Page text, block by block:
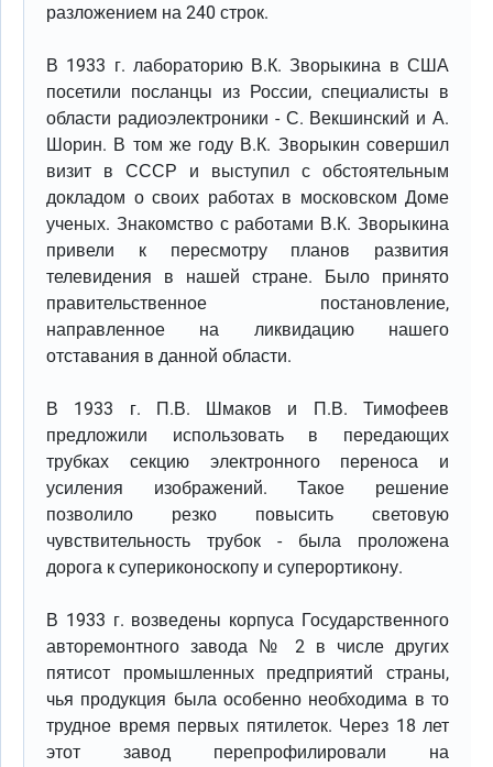
разложением на 240 строк.
В 1933 г. лабораторию В.К. Зворыкина в США
посетили посланцы из России, специалисты в
области радиоэлектроники - С. Векшинский и А.
Шорин. В том же году В.К. Зворыкин совершил
визит в СССР и выступил с обстоятельным
докладом о своих работах в московском Доме
ученых. Знакомство с работами В.К. Зворыкина
привели к пересмотру планов развития
телевидения в нашей стране. Было принято
правительственное постановление,
направленное на ликвидацию нашего
отставания в данной области.
В 1933 г. П.В. Шмаков и П.В. Тимофеев
предложили использовать в передающих
трубках секцию электронного переноса и
усиления изображений. Такое решение
позволило резко повысить световую
чувствительность трубок - была проложена
дорога к супериконоскопу и суперортикону.
В 1933 г. возведены корпуса Государственного
авторемонтного завода № 2 в числе других
пятисот промышленных предприятий страны,
чья продукция была особенно необходима в то
трудное время первых пятилеток. Через 18 лет
этот завод перепрофилировали на